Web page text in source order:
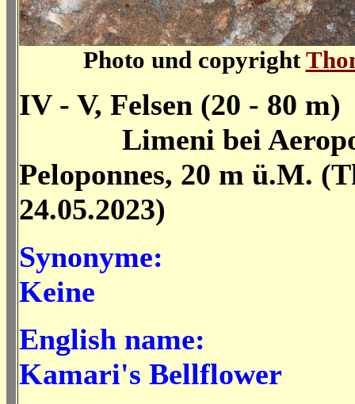
Photo und copyright
IV - V, Felsen (20 - 80 m)
Limeni bei
Peloponnes, 20 m ü.M.
24.05.2023)
Synonyme:
Keine
English name:
Kamari's Bellflower